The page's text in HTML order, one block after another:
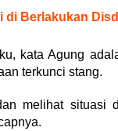
di Berlakukan
kata Agung
terkunci stang.
melihat situasi